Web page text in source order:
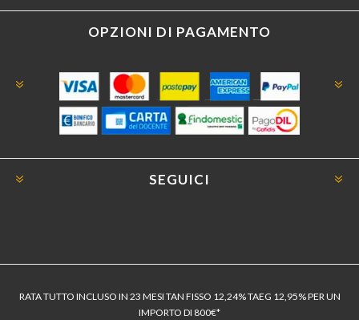
OPZIONI DI PAGAMENTO
SEGUICI
RATA TUTTO INCLUSO IN 23 MESI TAN FISSO 12,24% TAEG 12,95% PER UN
IMPORTO DI 800€*